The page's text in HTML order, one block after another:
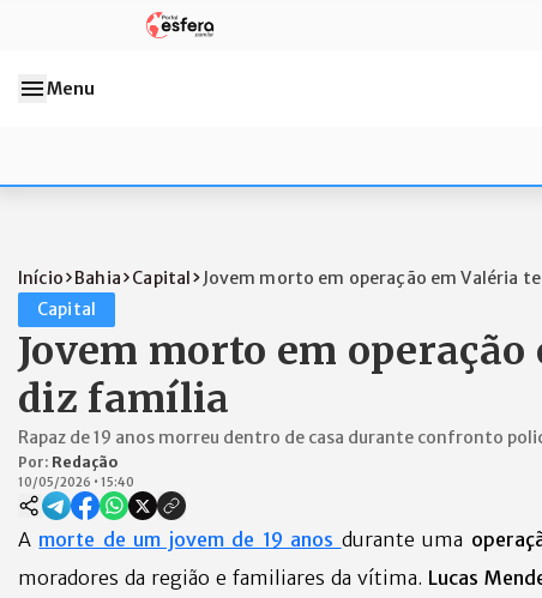
Menu
Início Bahia Capital
Jovem morto em operação em Valéria
Capital
Jovem morto em
diz família
Rapaz de 19 anos morreu dentro de casa durante confronto
Por: Redação
10/05/2026 • 15:40
A morte de um jovem de 19 anos durante uma
moradores da região e familiares da vítima. Lucas